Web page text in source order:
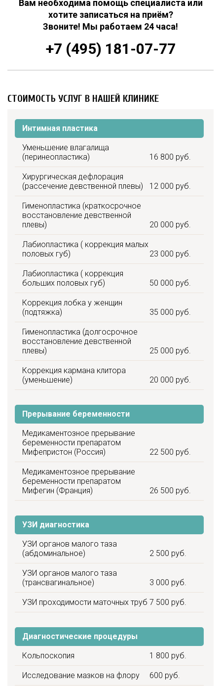
Вам необходима помощь специалиста или
хотите записаться на приём?
Звоните! Мы работаем 24 часа!
+7 (495) 181-07-77
СТОИМОСТЬ УСЛУГ В НАШЕЙ КЛИНИКЕ
Интимная пластика
Уменьшение влагалища
(перинеопластика)
16 800 руб.
Хирургическая дефлорация
(рассечение девственной плевы)
12 000 руб.
Гименопластика (краткосрочное
восстановление девственной
плевы)
20 000 руб.
Лабиопластика ( коррекция малых
половых губ)
23 000 руб.
Лабиопластика ( коррекция
больших половых губ)
50 000 руб.
Коррекция лобка у женщин
(подтяжка)
35 000 руб.
Гименопластика (долгосрочное
восстановление девственной
плевы)
25 000 руб.
Коррекция кармана клитора
(уменьшение)
20 000 руб.
Прерывание беременности
Медикаментозное прерывание
беременности препаратом
Мифепристон (Россия)
22 500 руб.
Медикаментозное прерывание
беременности препаратом
Мифегин (Франция)
26 500 руб.
УЗИ диагностика
УЗИ органов малого таза
(абдоминальное)
2 500 руб.
УЗИ органов малого таза
(трансвагинальное)
3 000 руб.
УЗИ проходимости маточных труб 7 500 руб.
Диагностические процедуры
Кольпоскопия 1 800 руб.
Исследование мазков на флору 600 руб.